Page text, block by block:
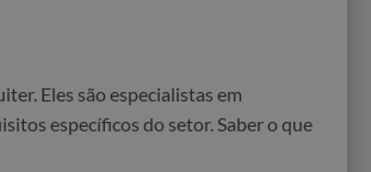
Eles são especialistas em
específicos do setor. Saber o que